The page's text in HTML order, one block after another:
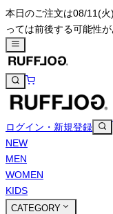
本日のご注文は08/11(
っては前後する可能性
ログイン・新規登録
NEW
MEN
WOMEN
KIDS
CATEGORY